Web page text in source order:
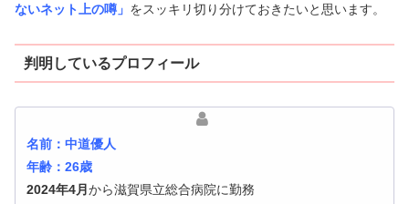
ないネット上の噂」 をスッキリ切り分けておきたいと思います。
判明しているプロフィール
名前：中道優人
年齢：26歳
2024年4月 から滋賀県立総合病院に勤務